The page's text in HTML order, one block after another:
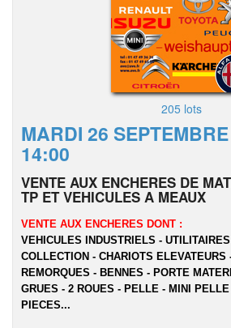
205 lots
MARDI 26
14:00
VENTE AUX ENCHERES DE
TP ET VEHICULES A MEAUX
VENTE AUX ENCHERES DONT :
VEHICULES INDUSTRIELS -
COLLECTION - CHARIOTS
REMORQUES - BENNES - PORTE
GRUES - 2 ROUES - PELLE - MINI
PIECES...